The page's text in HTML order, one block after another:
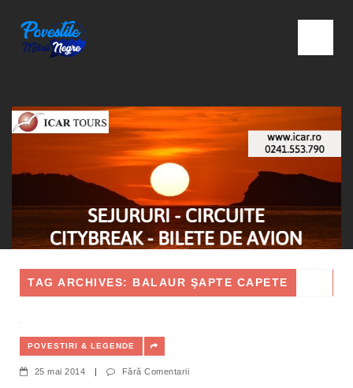
TAG ARCHIVES: BALAUR ŞAPTE CAPETE
POVESTIRI & LEGENDE
25 mai 2014 | Fără Comentarii